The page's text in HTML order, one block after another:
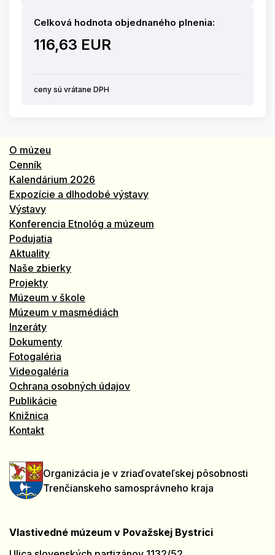
Celková hodnota objednaného plnenia:
116,63 EUR
ceny sú vrátane DPH
O múzeu
Cenník
Kalendárium 2026
Expozície a dlhodobé výstavy
Výstavy
Konferencia Etnológ a múzeum
Podujatia
Aktuality
Naše zbierky
Projekty
Múzeum v škole
Múzeum v masmédiách
Inzeráty
Dokumenty
Fotogaléria
Videogaléria
Ochrana osobných údajov
Publikácie
Knižnica
Kontakt
Organizácia je v zriaďovateľskej pôsobnosti
Trenčianskeho samosprávneho kraja
Vlastivedné múzeum v Považskej Bystrici